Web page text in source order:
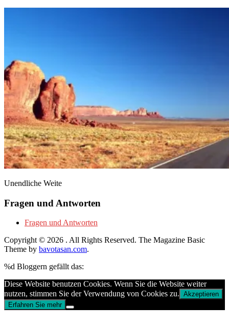
Unendliche Weite
Fragen und Antworten
Fragen und Antworten
Copyright © 2026 . All Rights Reserved. The Magazine Basic
Theme by bavotasan.com.
%d Bloggern gefällt das:
Diese Website benutzen Cookies. Wenn Sie die Website weiter
nutzen, stimmen Sie der Verwendung von Cookies zu. Akzeptieren
Erfahren Sie mehr